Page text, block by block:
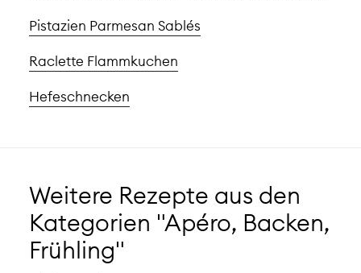
Pistazien Parmesan Sablés
Raclette Flammkuchen
Hefeschnecken
Weitere Rezepte aus den
Kategorien "Apéro, Backen,
Frühling"